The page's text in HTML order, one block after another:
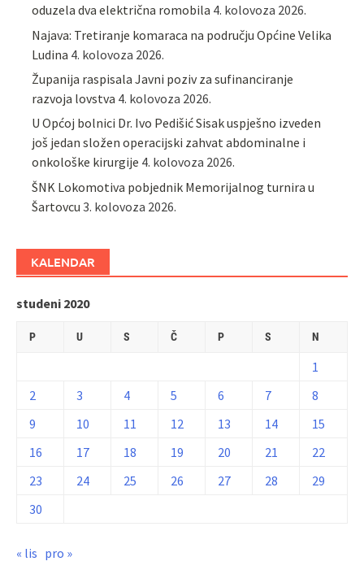
oduzela dva električna romobila 4. kolovoza 2026.
Najava: Tretiranje komaraca na području Općine Velika
Ludina 4. kolovoza 2026.
Županija raspisala Javni poziv za sufinanciranje
razvoja lovstva 4. kolovoza 2026.
U Općoj bolnici Dr. Ivo Pedišić Sisak uspješno izveden
još jedan složen operacijski zahvat abdominalne i
onkološke kirurgije 4. kolovoza 2026.
ŠNK Lokomotiva pobjednik Memorijalnog turnira u
Šartovcu 3. kolovoza 2026.
KALENDAR
studeni 2020
P U S Č P S N
1
2
3 4 5 6 7
8
9
10 11 12 13 14
15
16
17 18 19 20 21
22
23
24 25 26 27 28
29
30
« lis pro »